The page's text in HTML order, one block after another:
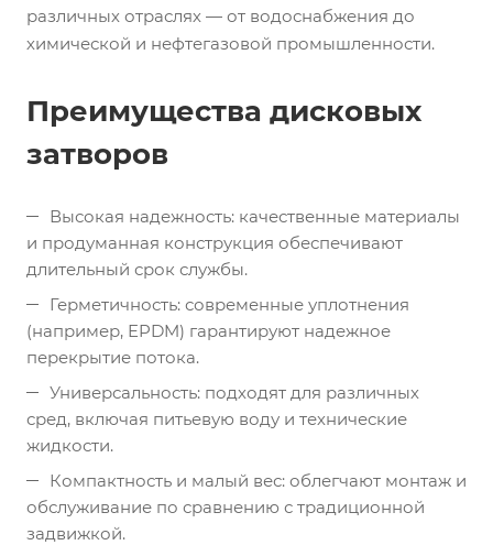
различных отраслях — от водоснабжения до
химической и нефтегазовой промышленности.
Преимущества дисковых
затворов
Высокая надежность: качественные материалы
и продуманная конструкция обеспечивают
длительный срок службы.
Герметичность: современные уплотнения
(например, EPDM) гарантируют надежное
перекрытие потока.
Универсальность: подходят для различных
сред, включая питьевую воду и технические
жидкости.
Компактность и малый вес: облегчают монтаж и
обслуживание по сравнению с традиционной
задвижкой.